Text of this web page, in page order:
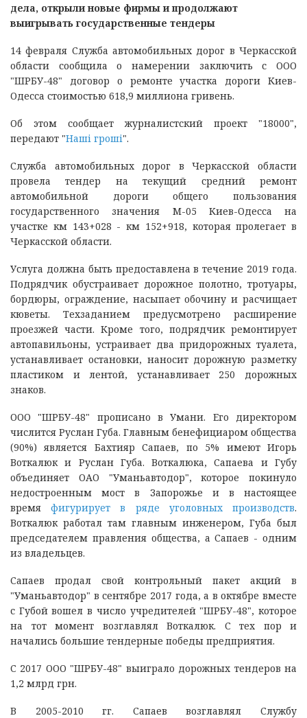
дела, открыли новые фирмы и продолжают
выигрывать государственные тендеры
14 февраля Служба автомобильных дорог в Черкасской
области сообщила о намерении заключить с ООО
"ШРБУ-48" договор о ремонте участка дороги Киев-
Одесса стоимостью 618,9 миллиона гривень.
Об этом сообщает журналистский проект "18000",
передают "Наші гроші".
Служба автомобильных дорог в Черкасской области
провела тендер на текущий средний ремонт
автомобильной дороги общего пользования
государственного значения М-05 Киев-Одесса на
участке км 143+028 - км 152+918, которая пролегает в
Черкасской области.
Услуга должна быть предоставлена в течение 2019 года.
Подрядчик обустраивает дорожное полотно, тротуары,
бордюры, ограждение, насыпает обочину и расчищает
кюветы. Техзаданием предусмотрено расширение
проезжей части. Кроме того, подрядчик ремонтирует
автопавильоны, устраивает два придорожных туалета,
устанавливает остановки, наносит дорожную разметку
пластиком и лентой, устанавливает 250 дорожных
знаков.
ООО "ШРБУ-48" прописано в Умани. Его директором
числится Руслан Губа. Главным бенефициаром общества
(90%) является Бахтияр Сапаев, по 5% имеют Игорь
Воткалюк и Руслан Губа. Воткалюка, Сапаева и Губу
объединяет ОАО "Уманьавтодор", которое покинуло
недостроенным мост в Запорожье и в настоящее
времяфигурирует в ряде уголовных производств.
Воткалюк работал там главным инженером, Губа был
председателем правления общества, а Сапаев - одним
из владельцев.
Сапаев продал свой контрольный пакет акций в
"Уманьавтодор" в сентябре 2017 года, а в октябре вместе
с Губой вошел в число учредителей "ШРБУ-48", которое
на тот момент возглавлял Воткалюк. С тех пор и
начались большие тендерные победы предприятия.
С 2017 ООО "ШРБУ-48" выиграло дорожных тендеров на
1,2 млрд грн.
В 2005-2010 гг. Сапаев возглавлял Службу